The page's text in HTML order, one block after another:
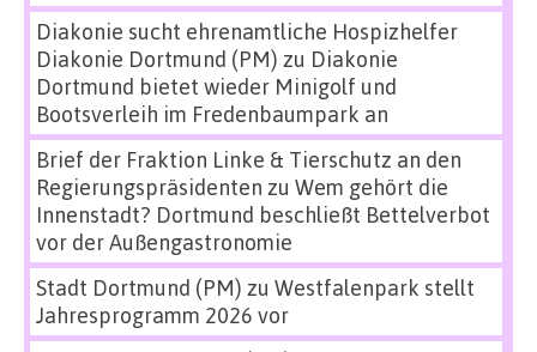
Diakonie sucht ehrenamtliche Hospizhelfer
Diakonie Dortmund (PM) zu Diakonie
Dortmund bietet wieder Minigolf und
Bootsverleih im Fredenbaumpark an
Brief der Fraktion Linke & Tierschutz an den
Regierungspräsidenten zu Wem gehört die
Innenstadt? Dortmund beschließt Bettelverbot
vor der Außengastronomie
Stadt Dortmund (PM) zu Westfalenpark stellt
Jahresprogramm 2026 vor